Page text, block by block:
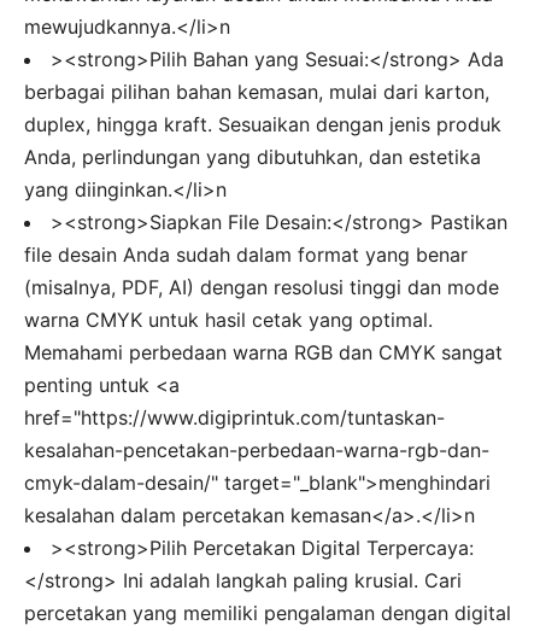
mewujudkannya.</li>n
><strong>Pilih Bahan yang Sesuai:</strong> Ada
berbagai pilihan bahan kemasan, mulai dari karton,
duplex, hingga kraft. Sesuaikan dengan jenis produk
Anda, perlindungan yang dibutuhkan, dan estetika
yang diinginkan.</li>n
><strong>Siapkan File Desain:</strong> Pastikan
file desain Anda sudah dalam format yang benar
(misalnya, PDF, AI) dengan resolusi tinggi dan mode
warna CMYK untuk hasil cetak yang optimal.
Memahami perbedaan warna RGB dan CMYK sangat
penting untuk <a
href="https://www.digiprintuk.com/tuntaskan-
kesalahan-pencetakan-perbedaan-warna-rgb-dan-
cmyk-dalam-desain/" target="_blank">menghindari
kesalahan dalam percetakan kemasan</a>.</li>n
><strong>Pilih Percetakan Digital Terpercaya:
</strong> Ini adalah langkah paling krusial. Cari
percetakan yang memiliki pengalaman dengan digital